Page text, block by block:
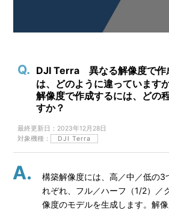
DJI Terra 異なる解像度で作
は、どのように違っています
解像度で作成するには、どの
すか？
最終更新日：2023年12月28日
対象機種：
DJI Terra
構築解像度には、高／中／低の3
れぞれ、フル／ハーフ（1/2）／
像度のモデルを生成します。解